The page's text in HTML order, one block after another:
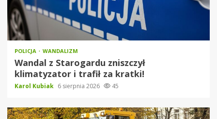
POLICJA WANDALIZM
Wandal z Starogardu zniszczył
klimatyzator i trafił za kratki!
Karol Kubiak 6 sierpnia 2026 45